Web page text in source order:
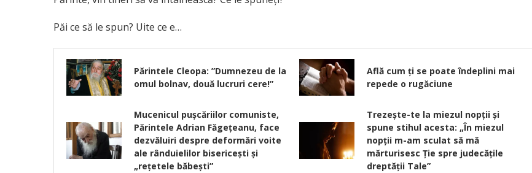
Păi ce să le spun? Uite ce e…
Părintele Cleopa: ”Dumnezeu de la
omul bolnav, două lucruri cere!”
Află cum ți se poate îndeplini mai
repede o rugăciune
Mucenicul pușcăriilor comuniste,
Părintele Adrian Făgețeanu, face
dezvăluiri despre deformări voite
ale rânduielilor bisericești și
„reţetele băbeşti”
Trezeşte-te la miezul nopţii și
spune stihul acesta: „În miezul
nopţii m-am sculat să mă
mărturisesc Ţie spre judecăţile
dreptăţii Tale”